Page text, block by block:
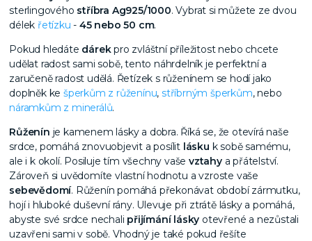
sterlingového stříbra Ag925/1000. Vybrat si můžete ze dvou
délek řetízku - 45 nebo 50 cm.
Pokud hledáte dárekpro zvláštní příležitost nebo chcete
udělat radost sami sobě, tento náhrdelník je perfektní a
zaručeně radost udělá. Řetízek s růženínem se hodí jako
doplněk ke šperkům z růženínu, stříbrným šperkům, nebo
náramkům z minerálů.
Růženín je kamenem lásky a dobra. Říká se, že otevírá naše
srdce, pomáhá znovuobjevit a posílit lásku k sobě samému,
ale i k okolí. Posiluje tím všechny vaše vztahya přátelství.
Zároveň si uvědomíte vlastní hodnotu a vzroste vaše
sebevědomí. Růženín pomáhá překonávat období zármutku,
hojí i hluboké duševní rány. Ulevuje při ztrátě lásky a pomáhá,
abyste své srdce nechali přijímání lásky otevřené a nezůstali
uzavřeni sami v sobě. Vhodný je také pokud řešíte